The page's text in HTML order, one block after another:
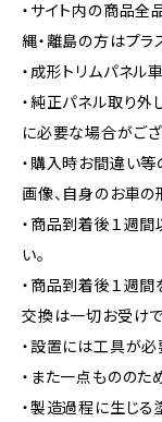
・サイト内の商品全
縄・離島の方はプ
・成形トリムパネル
・純正パネル取り外
に必要な場合がござ
・購入時お間違い等
画像、自身のお車の
・商品到着後１週間
い。
・商品到着後１週
交換は一切お受けで
・設置には工具が必
・また一点もののた
・製造過程に生じ